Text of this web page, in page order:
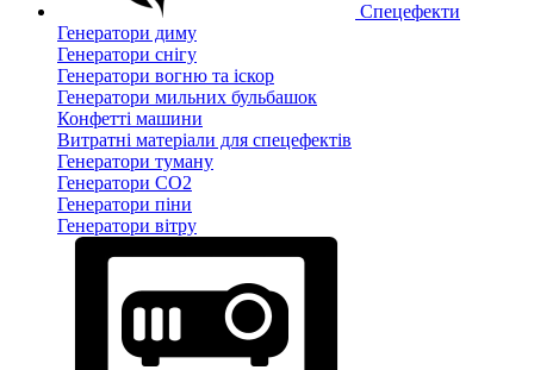
Спецефекти
Генератори диму
Генератори снігу
Генератори вогню та іскор
Генератори мильних бульбашок
Конфетті машини
Витратні матеріали для спецефектів
Генератори туману
Генератори CO2
Генератори піни
Генератори вітру